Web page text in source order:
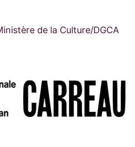
de la Culture/DGCA